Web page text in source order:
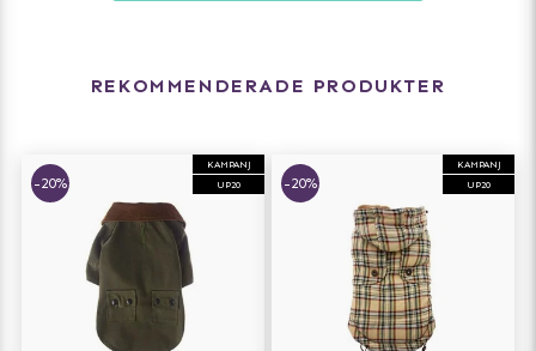
REKOMMENDERADE PRODUKTER
KAMPANJ
UP20
-20%
KAMPANJ
UP20
-20%